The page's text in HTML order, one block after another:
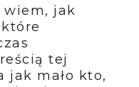
wiem, jak
tej
jak mało kto,